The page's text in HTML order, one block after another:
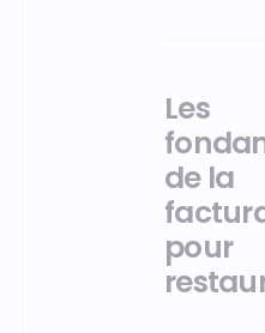
Les
de la
pour